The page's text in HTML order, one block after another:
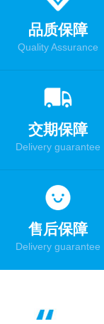
品质保障
Quality Assurance
交期保障
Delivery guarantee
售后保障
Delivery guarantee